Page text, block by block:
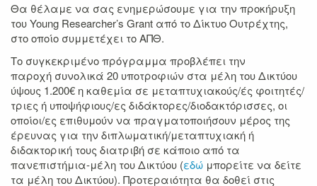
Θα θέλαμε να σας ενημερώσουμε για την προκήρυξη
του Young Researcher’s Grant από το Δίκτυο Ουτρέχτης,
στο οποίο συμμετέχει το ΑΠΘ.
Το συγκεκριμένο πρόγραμμα προβλέπει την
παροχή συνολικά 20 υποτροφιών στα μέλη του Δικτύου
ύψους 1.200€ η καθεμία σε μεταπτυχιακούς/ές φοιτητές/
τριες ή υποψήφιους/ες διδάκτορες/διοδακτόρισσες, οι
οποίοι/ες επιθυμούν να πραγματοποιήσουν μέρος της
έρευνας για την διπλωματική/μεταπτυχιακή ή
διδακτορική τους διατριβή σε κάποιο από τα
πανεπιστήμια-μέλη του Δικτύου (εδώ μπορείτε να δείτε
τα μέλη του Δικτύου). Προτεραιότητα θα δοθεί στις